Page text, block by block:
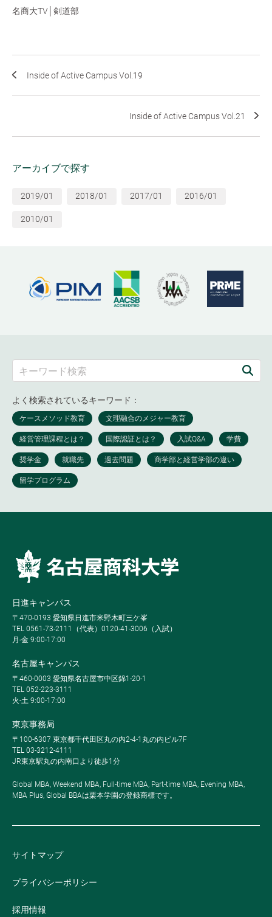
名商大TV│剣道部
Inside of Active Campus Vol.19
Inside of Active Campus Vol.21
アーカイブで探す
2019/01 2018/01 2017/01 2016/01
2010/01
よく検索されているキーワード：
日進キャンパス
〒470-0193 愛知県日進市米野木町三ケ峯
TEL 0561-73-2111（代表）0120-41-3006（入試）
月-金 9:00-17:00
名古屋キャンパス
〒460-0003 愛知県名古屋市中区錦1-20-1
TEL 052-223-3111
火-土 9:00-17:00
東京事務局
〒100-6307 東京都千代田区丸の内2-4-1丸の内ビル7F
TEL 03-3212-4111
JR東京駅丸の内南口より徒歩1分
Global MBA, Weekend MBA, Full-time MBA, Part-time MBA, Evening MBA,
MBA Plus, Global BBAは栗本学園の登録商標です。
サイトマップ
プライバシーポリシー
採用情報